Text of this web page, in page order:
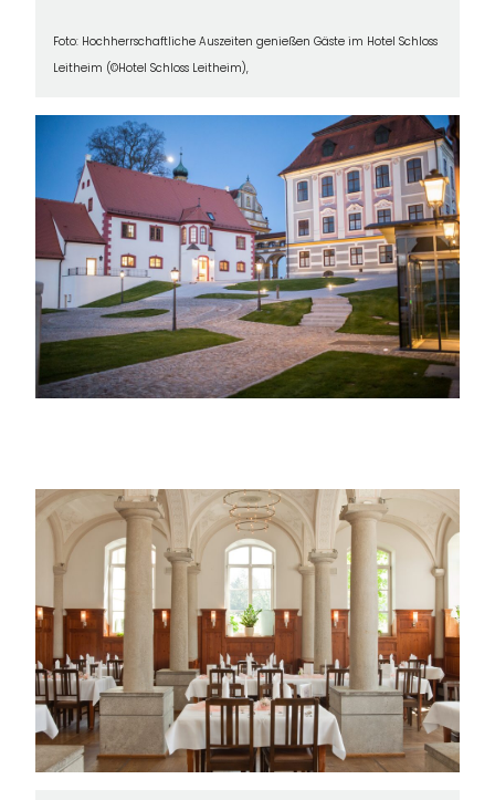
Foto: Hochherrschaftliche Auszeiten genießen Gäste im Hotel Schloss
Leitheim (©Hotel Schloss Leitheim),